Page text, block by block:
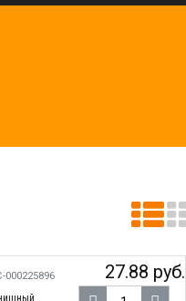
(пакет)
(пакет)
000225896 27.88 руб.